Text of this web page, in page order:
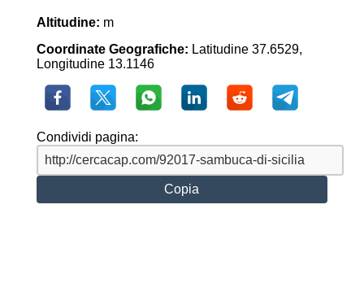
Altitudine: m
Coordinate Geografiche: Latitudine 37.6529,
Longitudine 13.1146
Condividi pagina:
Copia